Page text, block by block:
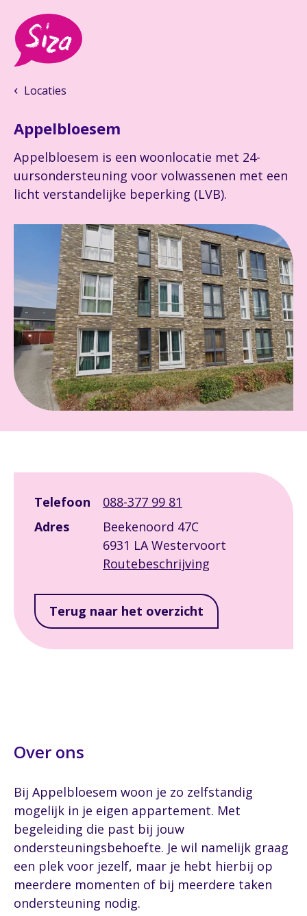
Locaties
Appelbloesem
Appelbloesem is een woonlocatie met 24-
uursondersteuning voor volwassenen met een
licht verstandelijke beperking (LVB).
Telefoon
088-377 99 81
Adres
Beekenoord 47C
6931 LA Westervoort
Routebeschrijving
Terug naar het overzicht
Over ons
Bij Appelbloesem woon je zo zelfstandig
mogelijk in je eigen appartement. Met
begeleiding die past bij jouw
ondersteuningsbehoefte. Je wil namelijk graag
een plek voor jezelf, maar je hebt hierbij op
meerdere momenten of bij meerdere taken
ondersteuning nodig.